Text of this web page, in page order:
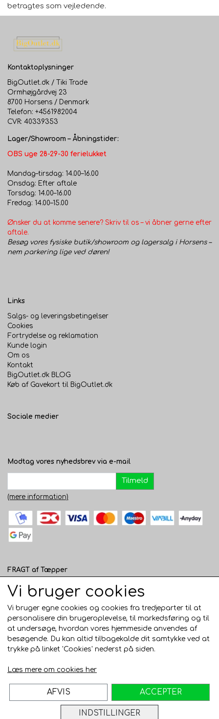
betragtes som vejledende.
Kontaktoplysninger
BigOutlet.dk / Tiki Trade
Ormhøjgårdvej 23
8700 Horsens / Denmark
Telefon: +4561982004
CVR: 40339353
Lager/Showroom – Åbningstider:
OBS uge 28-29-30 ferielukket
Mandag–tirsdag: 14.00–16.00
Onsdag: Efter aftale
Torsdag: 14.00–16.00
Fredag: 14.00–15.00
Ønsker du at komme senere? Skriv til os – vi åbner gerne efter
aftale.
Besøg vores fysiske butik/showroom og lagersalg i Horsens –
nem parkering lige ved døren!
Links
Salgs- og leveringsbetingelser
Cookies
Fortrydelse og reklamation
Kunde login
Om os
Kontakt
BigOutlet.dk BLOG
Køb af Gavekort til BigOutlet.dk
Sociale medier
Modtag vores nyhedsbrev via e-mail
Tilmeld
(mere information)
FRAGT af Tæpper
1 - 120 cm bred - 49 kr. til pakkeshop eller 82 kr.
hjemmelevering
121 - 200 cm bred - 99 kr. hjemmelevering
Over 200 cm bred - KUN Afhentning i Horsens
AFHENTNING I HORSENS - GRATIS
Vi bruger cookies
Vi bruger egne cookies og cookies fra tredjeparter til at
personalisere din brugeroplevelse, til markedsføring og til
at undersøge, hvordan vores hjemmeside anvendes af
besøgende. Du kan altid tilbagekalde dit samtykke ved at
trykke på linket 'Cookies' nederst på siden.
Læs mere om cookies her
INDSTILLINGER
AFVIS ACCEPTER